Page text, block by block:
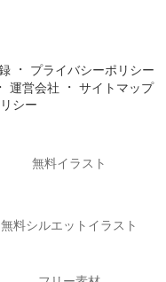
・ プライバシーポリシー
運営会社 ・ サイトマップ
シー
無料イラスト
無料シルエットイラスト